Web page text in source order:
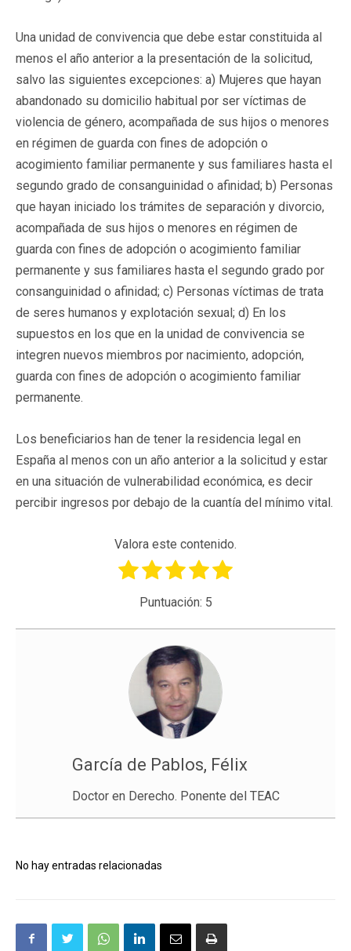
Una unidad de convivencia que debe estar constituida al
menos el año anterior a la presentación de la solicitud,
salvo las siguientes excepciones: a) Mujeres que hayan
abandonado su domicilio habitual por ser víctimas de
violencia de género, acompañada de sus hijos o menores
en régimen de guarda con fines de adopción o
acogimiento familiar permanente y sus familiares hasta el
segundo grado de consanguinidad o afinidad; b) Personas
que hayan iniciado los trámites de separación y divorcio,
acompañada de sus hijos o menores en régimen de
guarda con fines de adopción o acogimiento familiar
permanente y sus familiares hasta el segundo grado por
consanguinidad o afinidad; c) Personas víctimas de trata
de seres humanos y explotación sexual; d) En los
supuestos en los que en la unidad de convivencia se
integren nuevos miembros por nacimiento, adopción,
guarda con fines de adopción o acogimiento familiar
permanente.
Los beneficiarios han de tener la residencia legal en
España al menos con un año anterior a la solicitud y estar
en una situación de vulnerabilidad económica, es decir
percibir ingresos por debajo de la cuantía del mínimo vital.
Valora este contenido.
Puntuación: 5
García de Pablos, Félix
Doctor en Derecho. Ponente del TEAC
No hay entradas relacionadas